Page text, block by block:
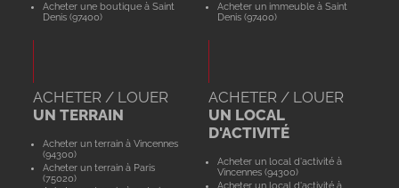
Acheter une boutique à Saint
Denis (97400)
Acheter un immeuble à Saint
Denis (97400)
ACHETER / LOUER
UN TERRAIN
Acheter un terrain à Vincennes
(94300)
Acheter un terrain à Paris
(75020)
ACHETER / LOUER
UN LOCAL
D'ACTIVITÉ
Acheter un local d'activité à
Vincennes (94300)
Acheter un local d'activité à